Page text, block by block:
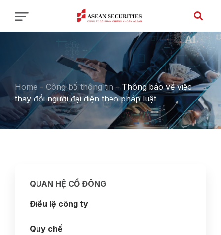
Home - Công bố thông tin -Thông báo về việc
thay đổi người đại diện theo pháp luật
QUAN HỆ CỔ ĐÔNG
Điều lệ công ty
Quy chế